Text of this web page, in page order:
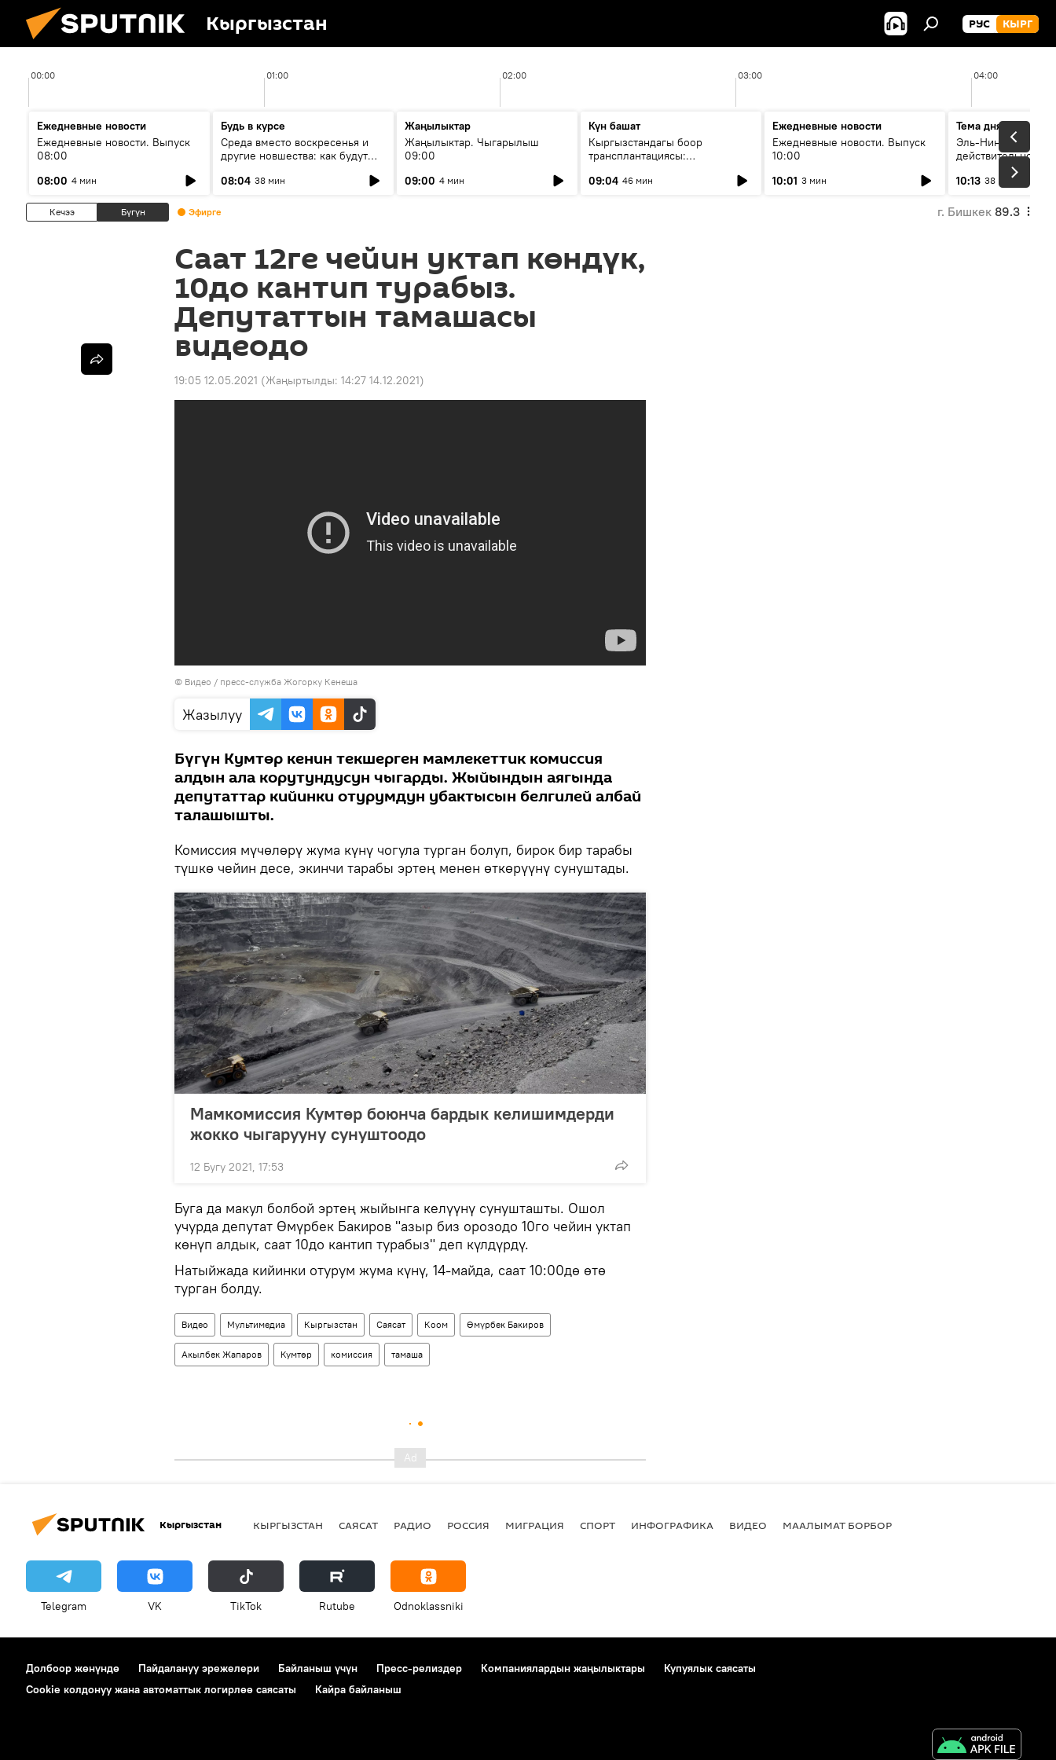
Кыргызстан РУС КЫРГ
00:00 01:00 02:00 03:00 04:00
Ежедневные новости
Ежедневные новости. Выпуск
08:00
08:00 4 мин
Будь в курсе
Среда вместо воскресенья и
другие новшества: как будут
08:04 38 мин
Жаңылыктар
Жаңылыктар. Чыгарылыш
09:00
09:00 4 мин
Күн башат
Кыргызстандагы боор
трансплантациясы:
келечеги
09:04 46 мин
Ежедневные новости
Ежедневные новости. Выпуск
10:00
10:01 3 мин
Тема дня
Эль-Ниньо, жара и
действительно
погоду в
10:13 38 мин
Кечээ Бүгүн Эфирге г. Бишкек 89.3
Саат 12ге чейин уктап көндүк,
10до кантип турабыз.
Депутаттын тамашасы
видеодо
19:05 12.05.2021 (Жаңыртылды: 14:27 14.12.2021)
© Видео / пресс-служба Жогорку Кенеша
Жазылуу
Бүгүн Кумтөр кенин текшерген мамлекеттик комиссия
алдын ала корутундусун чыгарды. Жыйындын аягында
депутаттар кийинки отурумдун убактысын белгилей албай
талашышты.
Комиссия мүчөлөрү жума күнү чогула турган болуп, бирок бир тарабы
түшкө чейин десе, экинчи тарабы эртең менен өткөрүүнү сунуштады.
Мамкомиссия Кумтөр боюнча бардык келишимдерди
жокко чыгарууну сунуштоодо
12 Бугу 2021, 17:53
Буга да макул болбой эртең жыйынга келүүнү сунушташты. Ошол
учурда депутат Өмүрбек Бакиров "азыр биз орозодо 10го чейин уктап
көнүп алдык, саат 10до кантип турабыз" деп күлдүрдү.
Натыйжада кийинки отурум жума күнү, 14-майда, саат 10:00дө өтө
турган болду.
Видео Мультимедиа Кыргызстан Саясат Коом Өмүрбек Бакиров
Акылбек Жапаров Кумтөр комиссия тамаша
Кыргызстан КЫРГЫЗСТАН САЯСАТ РАДИО РОССИЯ МИГРАЦИЯ СПОРТ ИНФОГРАФИКА ВИДЕО МААЛЫМАТ БОРБОР
Telegram VK ТikТоk Rutube Odnoklassniki
Долбоор жөнүндө Пайдалануу эрежелери Байланыш үчүн Пресс-релиздер Компаниялардын жаңылыктары
Купуялык саясаты
Cookie колдонуу жана автоматтык логирлөө саясаты
Кайра байланыш